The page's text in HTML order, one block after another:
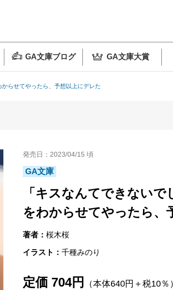
GA文庫ブログ GA文庫大賞
らせてやったら、予想以上にデレた
発売日：2023/04/15 頃
GA文庫
「キスなんてできない
をわからせてやったら、
著者： 桜木桜
イラスト： 千種みのり
定価 704円 （本体640円＋税10％）